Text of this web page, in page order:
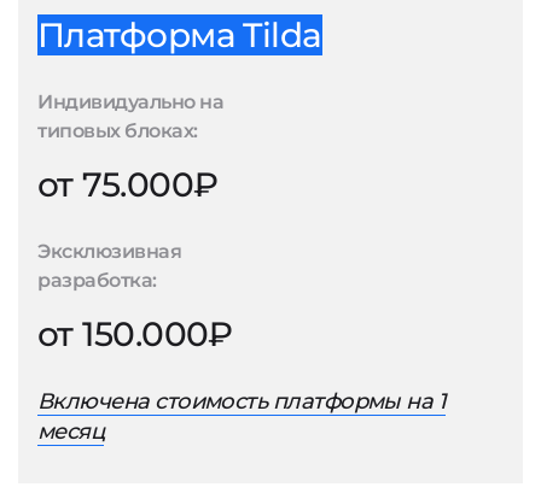
Платформа Tilda
Индивидуально на
типовых блоках:
от 75.000₽
Эксклюзивная
разработка:
от 150.000₽
Включена стоимость платформы на 1
месяц